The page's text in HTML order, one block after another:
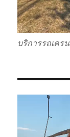
บริการรถเค